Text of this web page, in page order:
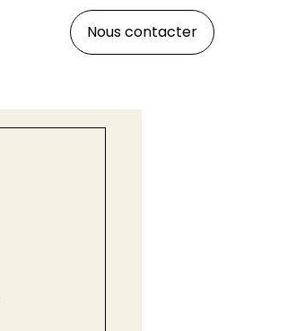
Nous contacter